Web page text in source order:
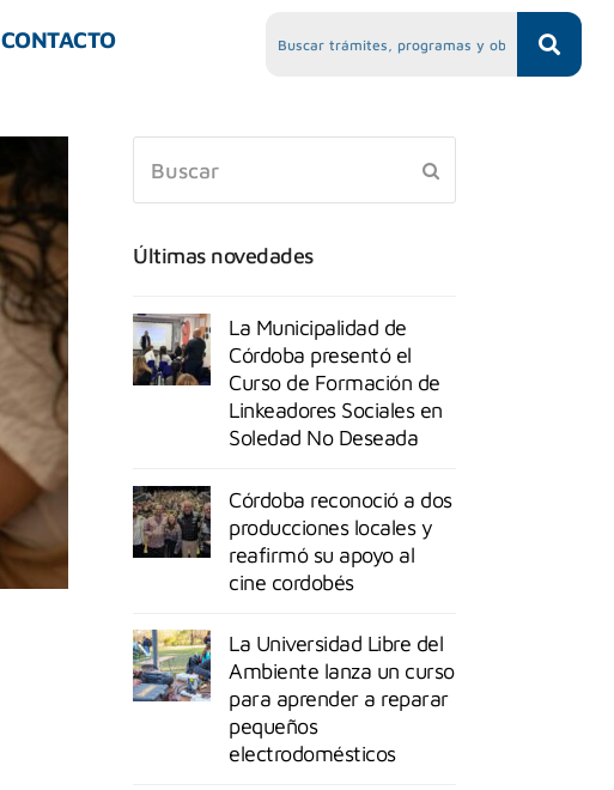
CONTACTO
Últimas novedades
La Municipalidad de
Córdoba presentó el
Curso de Formación de
Linkeadores Sociales en
Soledad No Deseada
Córdoba reconoció a dos
producciones locales y
reafirmó su apoyo al
cine cordobés
La Universidad Libre del
Ambiente lanza un curso
para aprender a reparar
pequeños
electrodomésticos